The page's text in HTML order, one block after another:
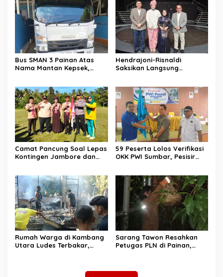
Bus SMAN 3 Painan Atas
Nama Mantan Kepsek,
Hendrajoni-Risnaldi
Saksikan Langsung
D’Academy 8 Menggelegar!
Camat Pancung Soal Lepas
Kontingen Jambore dan
59 Peserta Lolos Verifikasi
OKK PWI Sumbar, Pesisir
Rumah Warga di Kambang
Utara Ludes Terbakar,
Sarang Tawon Resahkan
Petugas PLN di Painan,